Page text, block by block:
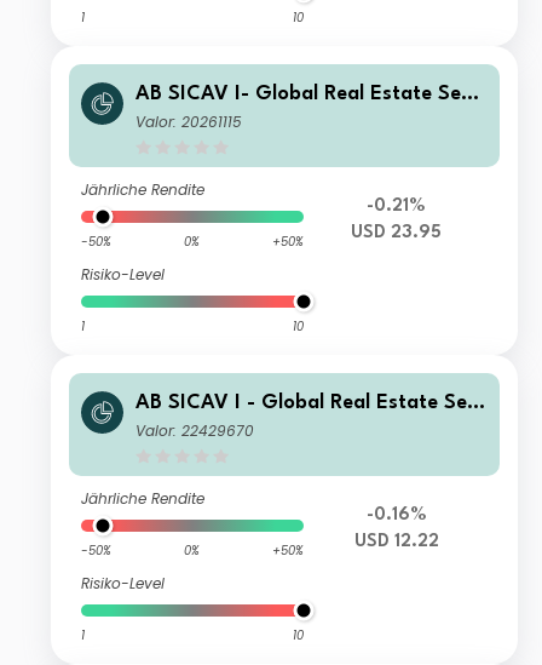
1 10
AB SICAV I- Global Real Estate Secu
rities Portfolio C USD Acc
Valor: 20261115
Jährliche Rendite
-50% 0% +50%
Risiko-Level
1 10
-0.21%
USD 23.95
AB SICAV I - Global Real Estate Sec
urities Portfolio AD USD Inc
Valor: 22429670
Jährliche Rendite
-50% 0% +50%
Risiko-Level
1 10
-0.16%
USD 12.22